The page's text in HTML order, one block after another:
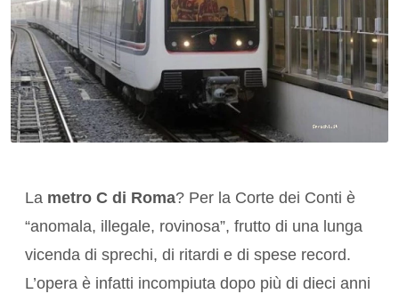
La metro C di Roma? Per la Corte dei Conti è
“anomala, illegale, rovinosa”, frutto di una lunga
vicenda di sprechi, di ritardi e di spese record.
L’opera è infatti incompiuta dopo più di dieci anni